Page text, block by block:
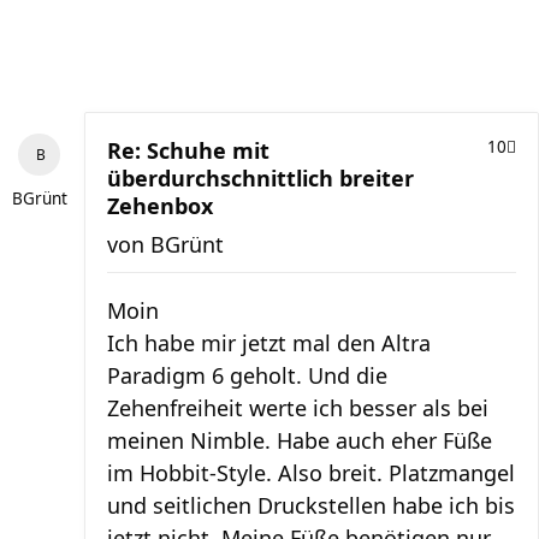
BGrünt
Re: Schuhe mit
überdurchschnittlich breiter
Zehenbox
10
von BGrünt
Moin
Ich habe mir jetzt mal den Altra
Paradigm 6 geholt. Und die
Zehenfreiheit werte ich besser als bei
meinen Nimble. Habe auch eher Füße
im Hobbit-Style. Also breit. Platzmangel
und seitlichen Druckstellen habe ich bis